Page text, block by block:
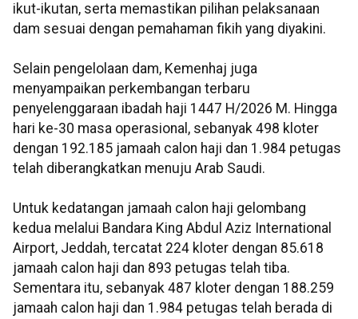
ikut-ikutan, serta memastikan pilihan pelaksanaan
dam sesuai dengan pemahaman fikih yang diyakini.
Selain pengelolaan dam, Kemenhaj juga
menyampaikan perkembangan terbaru
penyelenggaraan ibadah haji 1447 H/2026 M. Hingga
hari ke-30 masa operasional, sebanyak 498 kloter
dengan 192.185 jamaah calon haji dan 1.984 petugas
telah diberangkatkan menuju Arab Saudi.
Untuk kedatangan jamaah calon haji gelombang
kedua melalui Bandara King Abdul Aziz International
Airport, Jeddah, tercatat 224 kloter dengan 85.618
jamaah calon haji dan 893 petugas telah tiba.
Sementara itu, sebanyak 487 kloter dengan 188.259
jamaah calon haji dan 1.984 petugas telah berada di